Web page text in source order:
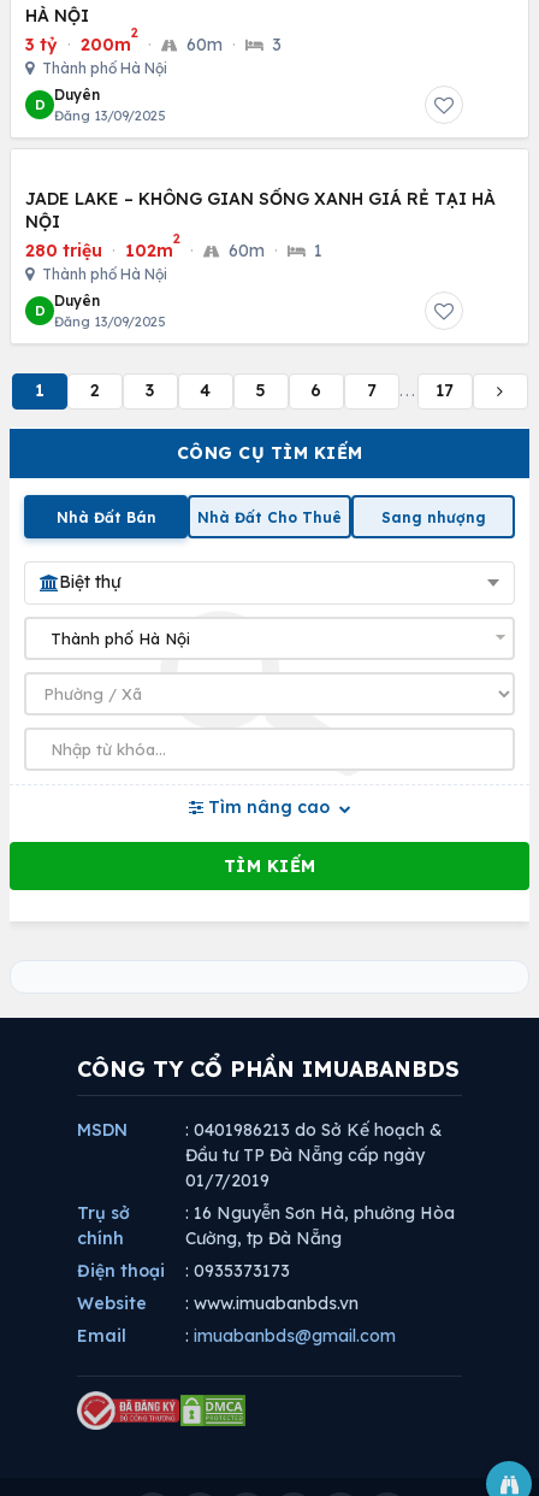
CÔNG CỤ TÌM KIẾM
Nhà Đất Bán Nhà Đất Cho Thuê Sang nhượng
Biệt thự
Tìm nâng cao
HÀ NỘI
3 tỷ · 200m
2
· 60m · 3
Thành phố Hà Nội
D
Duyên
Đăng 13/09/2025
JADE LAKE – KHÔNG GIAN SỐNG XANH GIÁ RẺ TẠI HÀ
NỘI
280 triệu · 102m
2
· 60m · 1
Thành phố Hà Nội
D
Duyên
Đăng 13/09/2025
1 2 3 4 5 6 7 ... 17
CÔNG TY CỔ PHẦN IMUABANBDS
MSDN
: 0401986213 do Sở Kế hoạch &
Đầu tư TP Đà Nẵng cấp ngày
01/7/2019
Trụ sở
chính
: 16 Nguyễn Sơn Hà, phường Hòa
Cường, tp Đà Nẵng
Điện thoại
: 0935373173
Website
: www.imuabanbds.vn
Email
: imuabanbds@gmail.com